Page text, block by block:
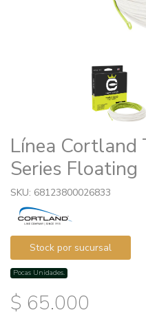
Línea Cortland
Series Floating
SKU: 68123800026833
Stock por sucursal
Pocas Unidades.
$ 65.000